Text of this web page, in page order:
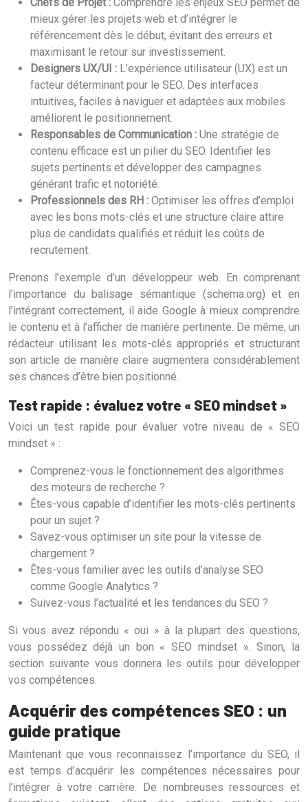
mieux gérer les projets web et d’intégrer le
référencement dès le début, évitant des erreurs et
maximisant le retour sur investissement.
Designers UX/UI : L’expérience utilisateur (UX) est un
facteur déterminant pour le SEO. Des interfaces
intuitives, faciles à naviguer et adaptées aux mobiles
améliorent le positionnement.
Responsables de Communication : Une stratégie de
contenu efficace est un pilier du SEO. Identifier les
sujets pertinents et développer des campagnes
générant trafic et notoriété.
Professionnels des RH : Optimiser les offres d’emploi
avec les bons mots-clés et une structure claire attire
plus de candidats qualifiés et réduit les coûts de
recrutement.
Prenons l’exemple d’un développeur web. En comprenant
l’importance du balisage sémantique (schema.org) et en
l’intégrant correctement, il aide Google à mieux comprendre
le contenu et à l’afficher de manière pertinente. De même, un
rédacteur utilisant les mots-clés appropriés et structurant
son article de manière claire augmentera considérablement
ses chances d’être bien positionné.
Test rapide : évaluez votre « SEO mindset »
Voici un test rapide pour évaluer votre niveau de « SEO
mindset » :
Comprenez-vous le fonctionnement des algorithmes
des moteurs de recherche ?
Êtes-vous capable d’identifier les mots-clés pertinents
pour un sujet ?
Savez-vous optimiser un site pour la vitesse de
chargement ?
Êtes-vous familier avec les outils d’analyse SEO
comme Google Analytics ?
Suivez-vous l’actualité et les tendances du SEO ?
Si vous avez répondu « oui » à la plupart des questions,
vous possédez déjà un bon « SEO mindset ». Sinon, la
section suivante vous donnera les outils pour développer
vos compétences.
Acquérir des compétences SEO : un
guide pratique
Maintenant que vous reconnaissez l’importance du SEO, il
est temps d’acquérir les compétences nécessaires pour
l’intégrer à votre carrière. De nombreuses ressources et